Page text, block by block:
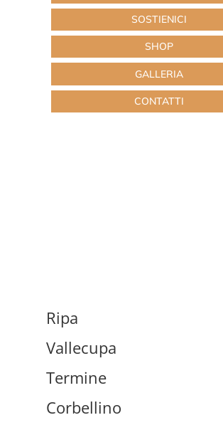
SOSTIENICI
SHOP
GALLERIA
CONTATTI
Ripa
Vallecupa
Termine
Corbellino